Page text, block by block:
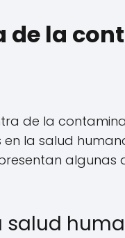
de la
de la
la salud
algunas
salud